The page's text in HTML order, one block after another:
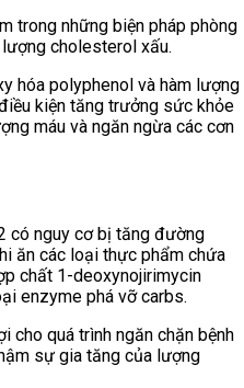
trong những biện pháp phòng
cholesterol xấu.
hóa polyphenol và hàm lượng
kiện tăng trưởng sức khỏe
máu và ngăn ngừa các cơn
có nguy cơ bị tăng đường
ăn các loại thực phẩm chứa
chất 1-deoxynojirimycin
enzyme phá vỡ carbs.
cho quá trình ngăn chặn bệnh
sự gia tăng của lượng